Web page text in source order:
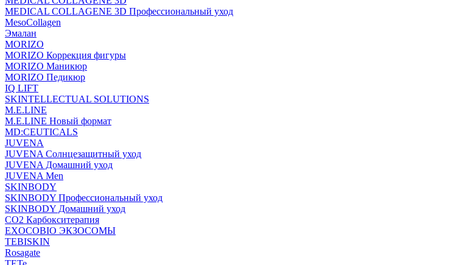
MEDICAL COLLAGENE 3D Профессиональный уход
MesoCollagen
Эмалан
MORIZO
MORIZO Коррекция фигуры
MORIZO Маникюр
MORIZO Педикюр
IQ LIFT
SKINTELLECTUAL SOLUTIONS
M.E.LINE
M.E.LINE Новый формат
MD:CEUTICALS
JUVENA
JUVENA Солнцезащитный уход
JUVENA Домашний уход
JUVENA Men
SKINBODY
SKINBODY Профессиональный уход
SKINBODY Домашний уход
CO2 Карбокситерапия
EXOCOBIO ЭКЗОСОМЫ
TEBISKIN
Rosagate